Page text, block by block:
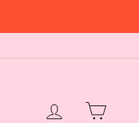
Giriş Yap